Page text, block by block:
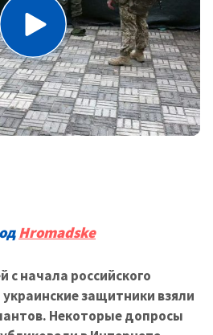
Hromadske
с начала российского
защитники взяли
Некоторые допросы